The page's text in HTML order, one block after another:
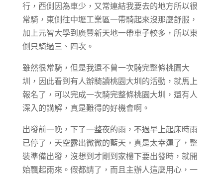
行，西側因為車少，又常連結我要去的地方所以很
常騎，東側往中壢工業區一帶騎起來沒那麼舒服，
加上元智大學到廣豐新天地一帶車子較多，所以東
側只騎過三、四次。
雖然很常騎，但是我還不曾一次騎完整條桃園大
圳，因此看到有人辦騎讀桃園大圳的活動，就馬上
報名了，可以完成一次騎完整條桃園大圳，還有人
深入的講解，真是難得的好機會啊。
出發前一晚，下了一整夜的雨，不過早上起床時雨
已停了，天空露出微微的藍天，真是太幸運了，整
裝準備出發，沒想到才剛到家樓下要出發時，就開
始飄起雨來。假都請了，而且主辦人這麼用心，一